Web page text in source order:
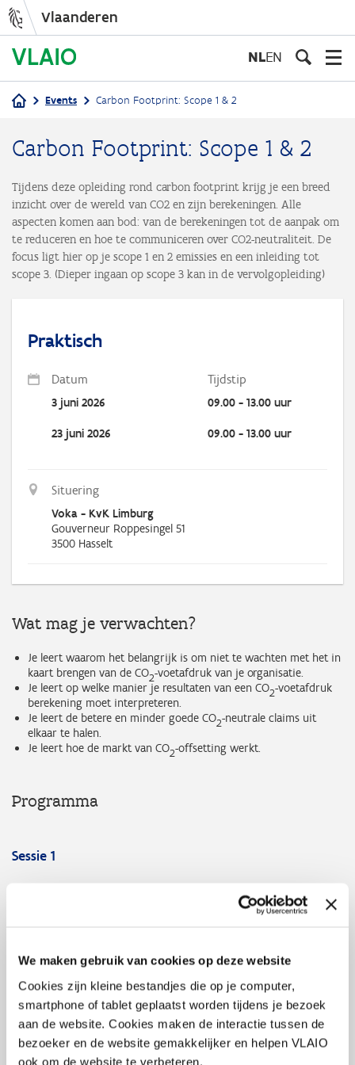
We maken gebruik van cookies op deze website
Cookies zijn kleine bestandjes die op je computer,
smartphone of tablet geplaatst worden tijdens je bezoek
aan de website. Cookies maken de interactie tussen de
bezoeker en de website gemakkelijker en helpen VLAIO
ook om de website te verbeteren.
inhoud
Vlaanderen
NLEN
Events Carbon Footprint: Scope 1 & 2
Carbon Footprint: Scope 1 & 2
Tijdens deze opleiding rond carbon footprint krijg je een breed
inzicht over de wereld van CO2 en zijn berekeningen. Alle
aspecten komen aan bod: van de berekeningen tot de aanpak om
te reduceren en hoe te communiceren over CO2-neutraliteit. De
focus ligt hier op je scope 1 en 2 emissies en een inleiding tot
scope 3. (Dieper ingaan op scope 3 kan in de vervolgopleiding)
Praktisch
Datum Tijdstip
3 juni 2026 09.00 - 13.00 uur
23 juni 2026 09.00 - 13.00 uur
Situering
Voka - KvK Limburg
Gouverneur Roppesingel 51
3500 Hasselt
Wat mag je verwachten?
Je leert waarom het belangrijk is om niet te wachten met het in
kaart brengen van de CO2-voetafdruk van je organisatie.
Je leert op welke manier je resultaten van een CO2-voetafdruk
berekening moet interpreteren.
Je leert de betere en minder goede CO2-neutrale claims uit
elkaar te halen.
Je leert hoe de markt van CO2-offsetting werkt.
Programma
Sessie 1
Oorzaak: evolutie energieverbruik, energiemarkt België
CO 2 -voetafdruk: wat is het?
Company Carbon Footprint
Product Carbon Footprint
CO2vs Duurzaamheid
Waarom? Beweegredenen & toekomstige
aandachtspunten
Taxonomy/CSRD